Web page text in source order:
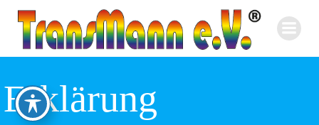
Inhalt
springen
Erklärung